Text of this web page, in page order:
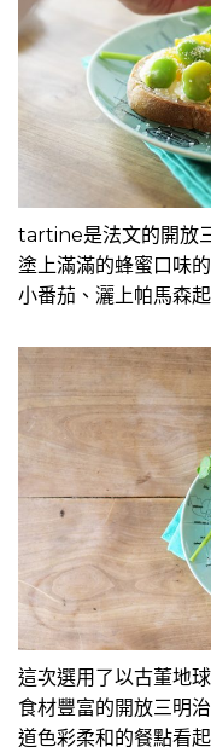
tartine是法文的開放
塗上滿滿的蜂蜜口味
小番茄、灑上帕馬森
這次選用了以古董地
食材豐富的開放三明
道色彩柔和的餐點看